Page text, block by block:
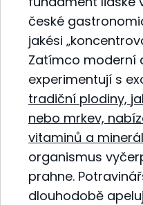
české
jakési
Zatímco moderní
experimentují s
tradiční plodiny,
nebo mrkev,
vitaminů a
organismus
prahne.
dlouhodobě